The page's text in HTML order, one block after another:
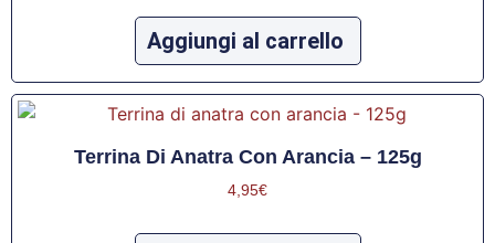
Aggiungi al carrello
Terrina Di Anatra Con Arancia – 125g
4,95€